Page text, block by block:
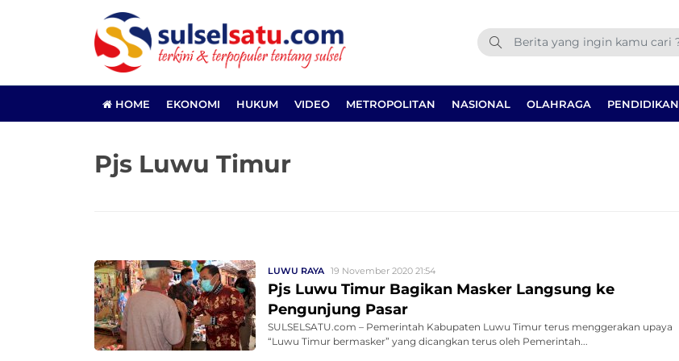
HOME EKONOMI HUKUM VIDEO METROPOLITAN NASIONAL OLAHRAGA PENDIDIKAN
Pjs Luwu Timur
LUWU RAYA 19 November 2020 21:54
Pjs Luwu Timur Bagikan Masker Langsung ke
Pengunjung Pasar
SULSELSATU.com – Pemerintah Kabupaten Luwu Timur terus menggerakan upaya
“Luwu Timur bermasker” yang dicangkan terus oleh Pemerintah...